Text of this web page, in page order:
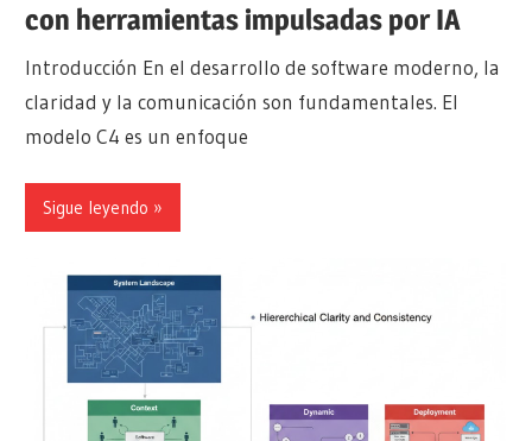
con herramientas impulsadas por IA
Introducción En el desarrollo de software moderno, la
claridad y la comunicación son fundamentales. El
modelo C4 es un enfoque
Sigue leyendo